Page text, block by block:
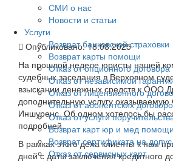
СМИ о нас
Новости и статьи
Услуги
Возврат банковской страховки
Возврат карты помощи
Отказ от опционного договора
Отказ от независимой
Отказ от лицензионного
Отказ от абонентских
Отказ от услуги
Возврат карт юр и мед помощи
Возврат сертификата на
Отказ от сервисных карт
Опубликовано:18.08.2025
На прошлой неделе юристы нашей
судебных заседания в Верховном
взыскании денежных средств к ООО
дополнительную услугу
Иншуренс.Об одном хотелось бы
подробней.
В рамках этого дела клиенты к нам
дней с даты заключения кредитного